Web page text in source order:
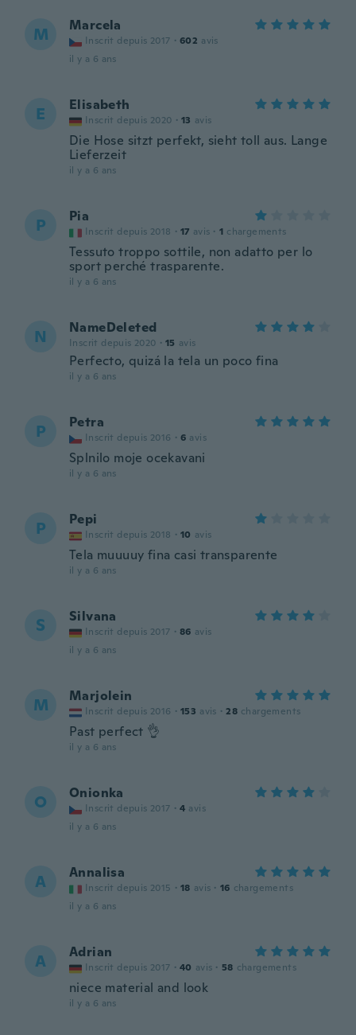
M Marcela
Inscrit depuis 2017 · 602 avis
il y a 6 ans
E Elisabeth
Inscrit depuis 2020 · 13 avis
Die Hose sitzt perfekt, sieht toll aus. Lange
Lieferzeit
il y a 6 ans
P Pia
Inscrit depuis 2018 · 17 avis · 1 chargements
Tessuto troppo sottile, non adatto per lo
sport perché trasparente.
il y a 6 ans
N NameDeleted
Inscrit depuis 2020 · 15 avis
Perfecto, quizá la tela un poco fina
il y a 6 ans
P Petra
Inscrit depuis 2016 · 6 avis
Splnilo moje ocekavani
il y a 6 ans
P Pepi
Inscrit depuis 2018 · 10 avis
Tela muuuuy fina casi transparente
il y a 6 ans
S Silvana
Inscrit depuis 2017 · 86 avis
il y a 6 ans
M Marjolein
Inscrit depuis 2016 · 153 avis · 28 chargements
Past perfect 👌
il y a 6 ans
O Onionka
Inscrit depuis 2017 · 4 avis
il y a 6 ans
A Annalisa
Inscrit depuis 2015 · 18 avis · 16 chargements
il y a 6 ans
A Adrian
Inscrit depuis 2017 · 40 avis · 58 chargements
niece material and look
il y a 6 ans